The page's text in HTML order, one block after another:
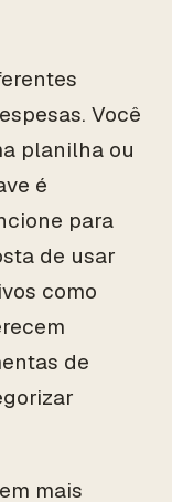
Você
planilha ou
é
para
de usar
como
de
mais